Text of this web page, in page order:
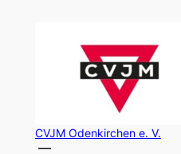
CVJM Odenkirchen e. V.